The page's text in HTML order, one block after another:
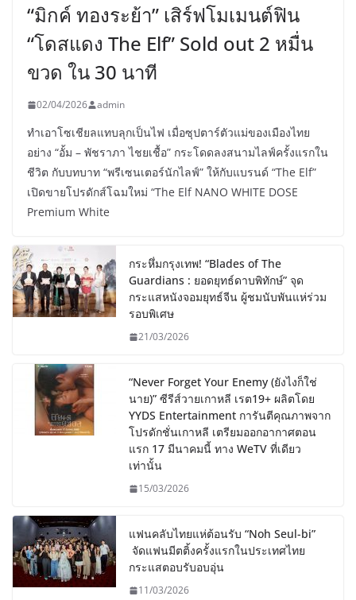
“มิกค์ ทองระย้า” เสิร์ฟโมเมนต์ฟิน
“โดสแดง The Elf” Sold out 2 หมื่น
ขวด ใน 30 นาที
02/04/2026 admin
ทำเอาโซเชียลแทบลุกเป็นไฟ เมื่อซุปตาร์ตัวแม่ของเมืองไทย
อย่าง “อั้ม – พัชราภา ไชยเชื้อ” กระโดดลงสนามไลฟ์ครั้งแรกใน
ชีวิต กับบทบาท “พรีเซนเตอร์นักไลฟ์” ให้กับแบรนด์ “The Elf”
เปิดขายโปรดักส์โฉมใหม่ “The Elf NANO WHITE DOSE
Premium White
กระหึ่มกรุงเทพ! “Blades of The
Guardians : ยอดยุทธ์ดาบพิทักษ์” จุด
กระแสหนังจอมยุทธ์จีน ผู้ชมนับพันแห่ร่วม
รอบพิเศษ
21/03/2026
“Never Forget Your Enemy (ยังไงก็ใช่
นาย)” ซีรีส์วายเกาหลี เรต19+ ผลิตโดย
YYDS Entertainment การันตีคุณภาพจาก
โปรดักชั่นเกาหลี เตรียมออกอากาศตอน
แรก 17 มีนาคมนี้ ทาง WeTV ที่เดียว
เท่านั้น
15/03/2026
แฟนคลับไทยแห่ต้อนรับ “Noh Seul-bi”
จัดแฟนมีตติ้งครั้งแรกในประเทศไทย
กระแสตอบรับอบอุ่น
11/03/2026